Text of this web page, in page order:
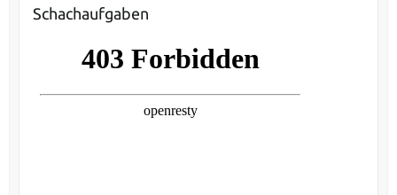
Schachaufgaben